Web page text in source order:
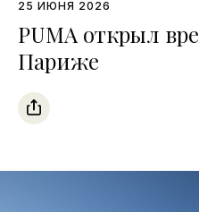
25 ИЮНЯ 2026
PUMA открыл
Париже